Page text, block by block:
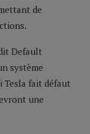
de
Default
système
Tesla fait défaut
une